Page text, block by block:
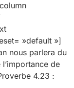
»default »]
nous parlera du
de
4.23 :